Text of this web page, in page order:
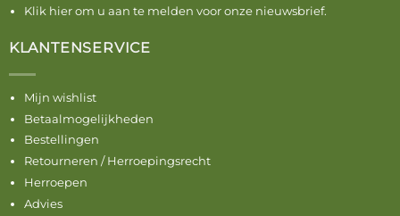
Klik hier om u aan te melden voor onze nieuwsbrief.
KLANTENSERVICE
Mijn wishlist
Betaalmogelijkheden
Bestellingen
Retourneren / Herroepingsrecht
Herroepen
Advies